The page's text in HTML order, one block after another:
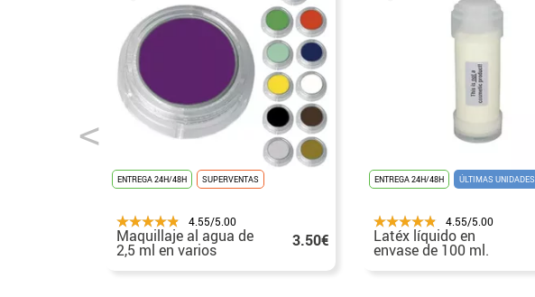
ENTREGA 24H/48H SUPERVENTAS
4.55/5.00
Maquillaje al agua de
2,5 ml en varios
colores
3.50€
ENTREGA 24H/48H ÚLTIMAS UNIDADES
4.55/5.00
Latéx líquido en
envase de 100 ml.